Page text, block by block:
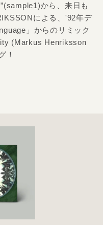
から、来日も
による、'92年デ
」からのリミック
(Markus Henriksson
！